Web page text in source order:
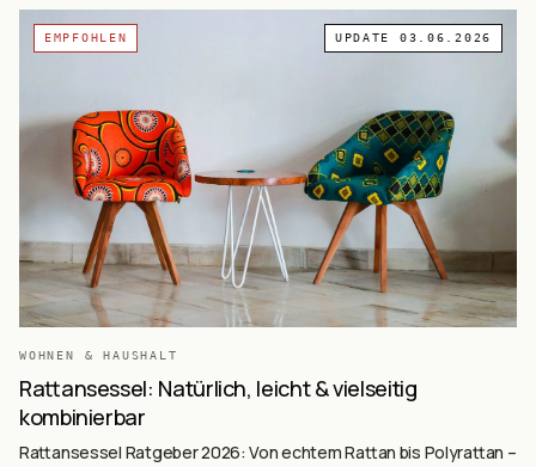
EMPFOHLEN UPDATE 03.06.2026
WOHNEN & HAUSHALT
Rattansessel: Natürlich, leicht & vielseitig
kombinierbar
Rattansessel Ratgeber 2026: Von echtem Rattan bis Polyrattan –